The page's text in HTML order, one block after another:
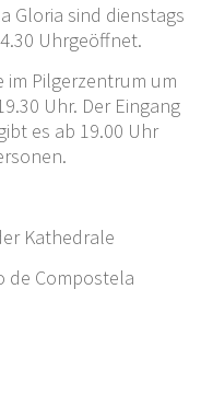
Gloria sind dienstags
Uhrgeöffnet.
im Pilgerzentrum um
Uhr. Der Eingang
es ab 19.00 Uhr
Kathedrale
de Compostela